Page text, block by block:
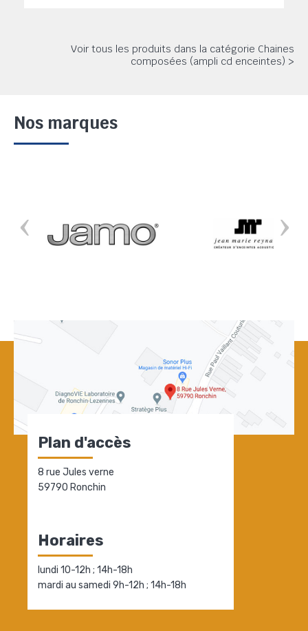
Voir tous les produits dans la catégorie Chaines
composées (ampli cd enceintes) >
Nos marques
Plan d'accès
8 rue Jules verne
59790 Ronchin
Horaires
lundi 10-12h ; 14h-18h
mardi au samedi 9h-12h ; 14h-18h